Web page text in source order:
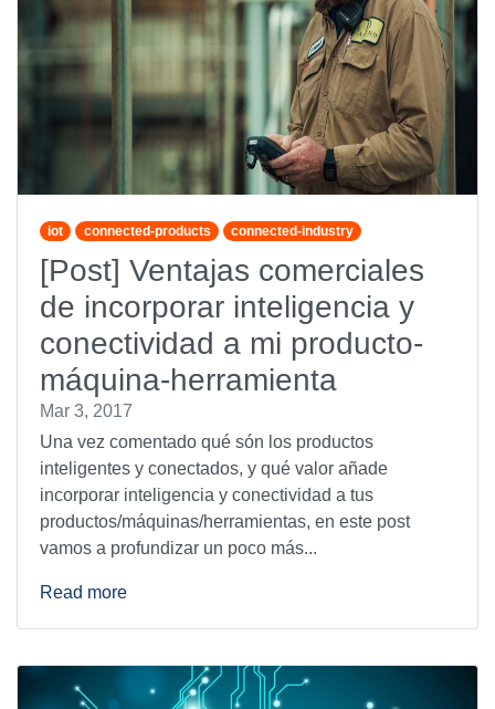
iot connected-products connected-industry
[Post] Ventajas comerciales
de incorporar inteligencia y
conectividad a mi producto-
máquina-herramienta
Mar 3, 2017
Una vez comentado qué són los productos
inteligentes y conectados, y qué valor añade
incorporar inteligencia y conectividad a tus
productos/máquinas/herramientas, en este post
vamos a profundizar un poco más...
Read more